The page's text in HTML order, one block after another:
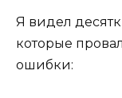
Я видел
которые
ошибки: